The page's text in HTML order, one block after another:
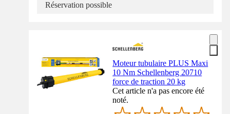
Réservation possible
Moteur tubulaire PLUS Maxi
10 Nm Schellenberg 20710
force de traction 20 kg
Cet article n'a pas encore été
noté.